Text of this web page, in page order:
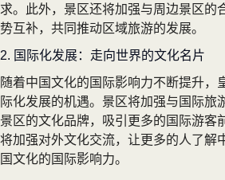
求。此外，景区还将加强与周边景区的
势互补，共同推动区域旅游的发展。
2. 国际化发展：走向世界的文化名片
随着中国文化的国际影响力不断提升，
际化发展的机遇。景区将加强与国际旅
景区的文化品牌，吸引更多的国际游客
将加强对外文化交流，让更多的人了解
国文化的国际影响力。